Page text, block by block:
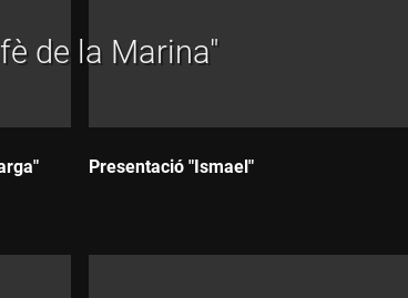
de la Marina"
Presentació "Ismael"